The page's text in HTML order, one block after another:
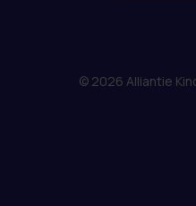
© 2026 Alliantie